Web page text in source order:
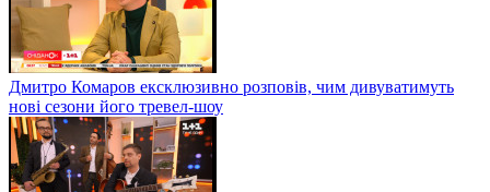
Дмитро Комаров ексклюзивно розповів, чим дивуватимуть
нові сезони його тревел-шоу